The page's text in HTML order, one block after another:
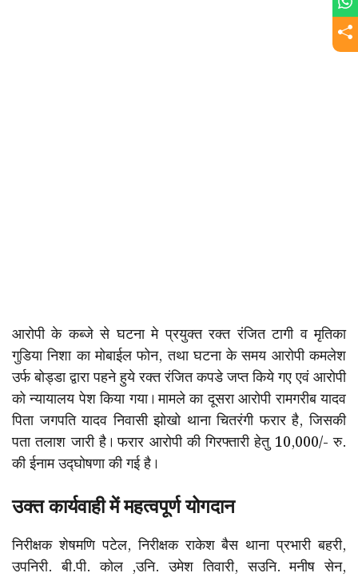
आरोपी के कब्जे से घटना मे प्रयुक्त रक्त रंजित टागी व मृतिका
गुडिया निशा का मोबाईल फोन, तथा घटना के समय आरोपी कमलेश
उर्फ बोड्डा द्वारा पहने हुये रक्त रंजित कपडे जप्त किये गए एवं आरोपी
को न्यायालय पेश किया गया। मामले का दूसरा आरोपी रामगरीब यादव
पिता जगपति यादव निवासी झोखो थाना चितरंगी फरार है, जिसकी
पता तलाश जारी है। फरार आरोपी की गिरफ्तारी हेतु 10,000/- रु.
की ईनाम उद्घोषणा की गई है।
उक्त कार्यवाही में महत्वपूर्ण योगदान
निरीक्षक शेषमणि पटेल, निरीक्षक राकेश बैस थाना प्रभारी बहरी,
उपनिरी. बी.पी. कोल ,उनि. उमेश तिवारी, सउनि. मनीष सेन,